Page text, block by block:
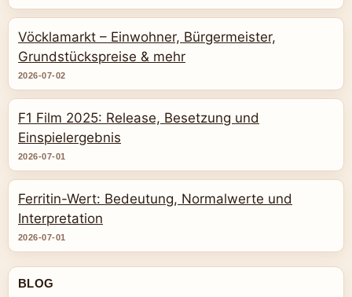
Vöcklamarkt – Einwohner, Bürgermeister,
Grundstückspreise & mehr
2026-07-02
F1 Film 2025: Release, Besetzung und
Einspielergebnis
2026-07-01
Ferritin-Wert: Bedeutung, Normalwerte und
Interpretation
2026-07-01
BLOG